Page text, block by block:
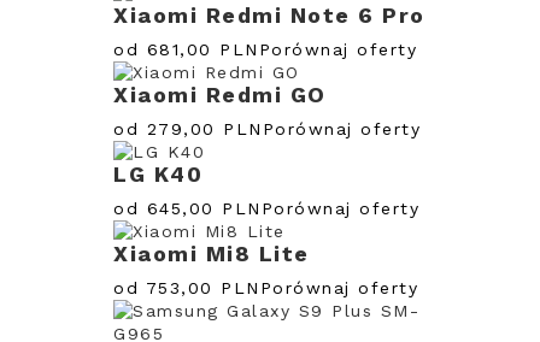
Xiaomi Redmi Note 6 Pro
od 681,00 PLN Porównaj oferty
Xiaomi Redmi GO
od 279,00 PLN Porównaj oferty
LG K40
od 645,00 PLN Porównaj oferty
Xiaomi Mi8 Lite
od 753,00 PLN Porównaj oferty